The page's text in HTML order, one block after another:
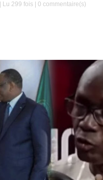
Lu 299 fois |0 commentaire(s)